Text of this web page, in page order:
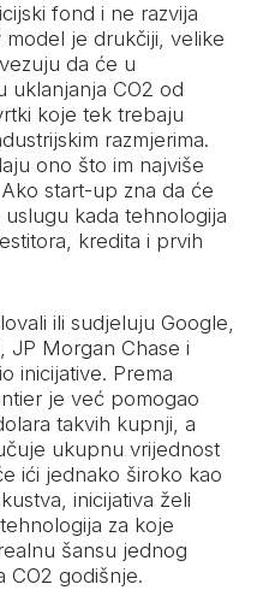
fond i ne razvija
je drukčiji, velike
da će u
uklanjanja CO2 od
koje tek trebaju
razmjerima.
ono što im najviše
start-up zna da će
kada tehnologija
kredita i prvih
ili sudjeluju Google,
JP Morgan Chase i
inicijative. Prema
je već pomogao
takvih kupnji, a
ukupnu vrijednost
ići jednako široko kao
inicijativa želi
za koje
šansu jednog
CO2 godišnje.